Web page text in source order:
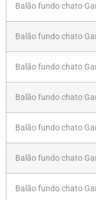
Balão fundo chato
Balão fundo chato
Balão fundo chato
Balão fundo chato
Balão fundo chato
Balão fundo chato
Balão fundo chato